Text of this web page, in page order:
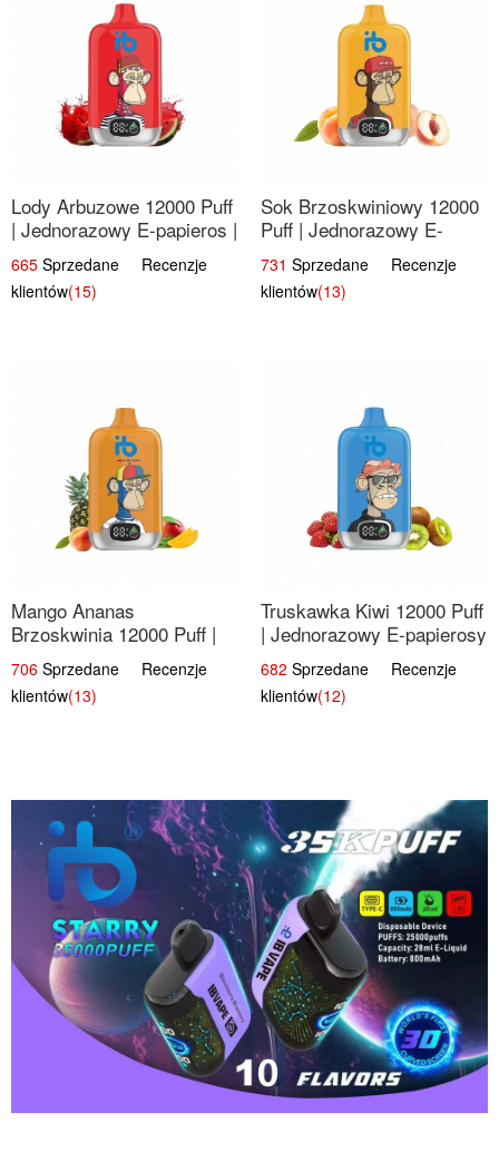
Lody Arbuzowe 12000 Puff
| Jednorazowy E-papieros |
Deserowy Smak
665 Sprzedane Recenzje
klientów(15)
Sok Brzoskwiniowy 12000
Puff | Jednorazowy E-
papieros | Owocowy Smak
731 Sprzedane Recenzje
klientów(13)
Mango Ananas
Brzoskwinia 12000 Puff |
Jednorazowy E-papieros |
Tropikalny Smak
706 Sprzedane Recenzje
klientów(13)
Truskawka Kiwi 12000 Puff
| Jednorazowy E-papierosy
| Owocowa Mieszanka
682 Sprzedane Recenzje
klientów(12)